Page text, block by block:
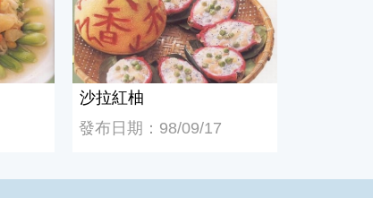
沙拉紅柚
發布日期：98/09/17